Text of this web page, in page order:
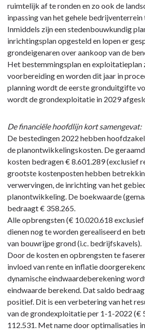
ruimtelijk af te ronden en zo ook de
inpassing van het gehele
Inmiddels zijn een stedenbouwkundig
inrichtingsplan opgesteld en lopen er
grondeigenaren over aankoop van de
Het bestemmingsplan en exploitatieplan
voorbereiding en worden dit jaar in
planning wordt de eerste gronduitgifte
wordt de grondexploitatie in 2029
De financiële hoofdlijn kort samengevat:
De bestedingen 2022 hebben
de planontwikkelingskosten. De
kosten bedragen € 8.601.289 (exclusief
grootste kostenposten hebben
verwervingen, de inrichting van het
planontwikkeling. De boekwaarde
bedraagt € 358.265.
Alle opbrengsten (€ 10.020.618 exclusief
dienen nog te worden gerealiseerd en
van bouwrijpe grond (i.c. bedrijfskavels).
Door de kosten en opbrengsten te
invloed van rente en inflatie
dynamische eindwaardeberekening
eindwaarde berekend. Dat saldo
positief. Dit is een verbetering van het
van de grondexploitatie per 1-1-2022 (€
112.531. Met name door optimalisaties